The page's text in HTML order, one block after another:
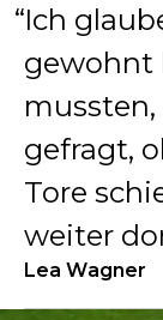
Ich
gewohnt
gefragt,
Tore
weiter
Lea Wagner